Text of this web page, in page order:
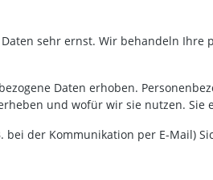
sehr ernst. Wir behandeln
Daten erhoben.
und wofür wir sie nutzen. Sie
der Kommunikation per E-Mail)